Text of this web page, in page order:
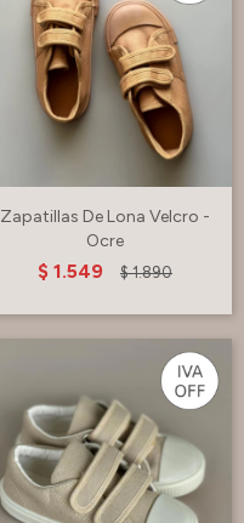
Zapatillas De Lona Velcro -
Ocre
$ 1.549 $ 1.890